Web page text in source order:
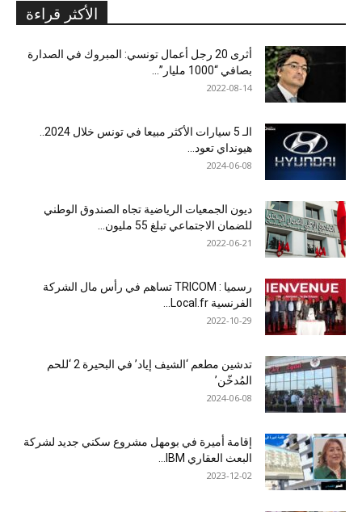
الأكثر قراءة
أثرى 20 رجل أعمال تونسي: المبروك في الصدارة
بصافي “1000 مليار”...
2022-08-14
هيونداي تعود...
2024-06-08
ديون الجمعيات الرياضية تجاه الصندوق الوطني
للضمان الاجتماعي تبلغ 55 مليون...
2022-06-21
رسميا : TRICOM تساهم في رأس مال الشركة
الفرنسية Local.fr...
2022-10-29
تدشين مطعم ‘الشيف إياد’ في البحيرة 2 ‘للحم
المُدخّن’
2024-06-08
إقامة أميرة في بومهل مشروع سكني جديد لشركة
البعث العقاري IBM...
2023-12-02